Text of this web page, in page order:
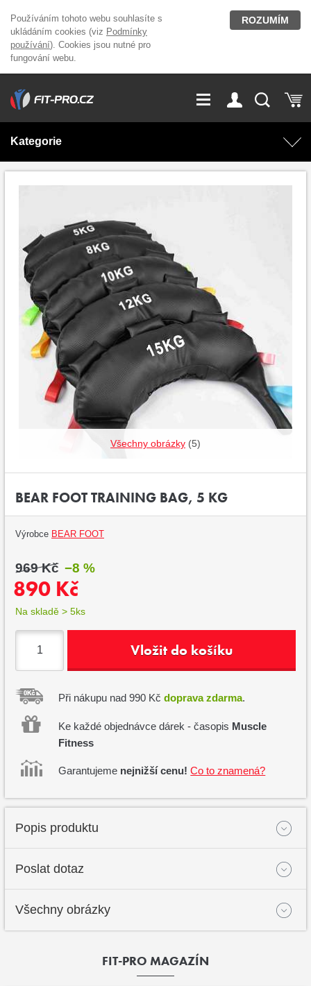
Používáním tohoto webu souhlasíte s
ukládáním cookies (viz Podmínky
používání). Cookies jsou nutné pro
fungování webu.
ROZUMÍM
GDPR
Magazín
Přihlášení
Kategorie
Doplňky stravy
OUTLET OBLEČENÍ Posilovací stroje
Značky
Všechny obrázky (5)
BEAR FOOT TRAINING BAG, 5 KG
Výrobce BEAR FOOT
969 Kč −8 %
890 Kč
Na skladě > 5ks
Vložit do košíku
Při nákupu nad 990 Kčdoprava zdarma.
Ke každé objednávce dárek - časopis Muscle
Fitness
Garantujeme nejnižší cenu! Co to znamená?
Popis produktu
Poslat dotaz
Všechny obrázky
FIT-PRO MAGAZÍN